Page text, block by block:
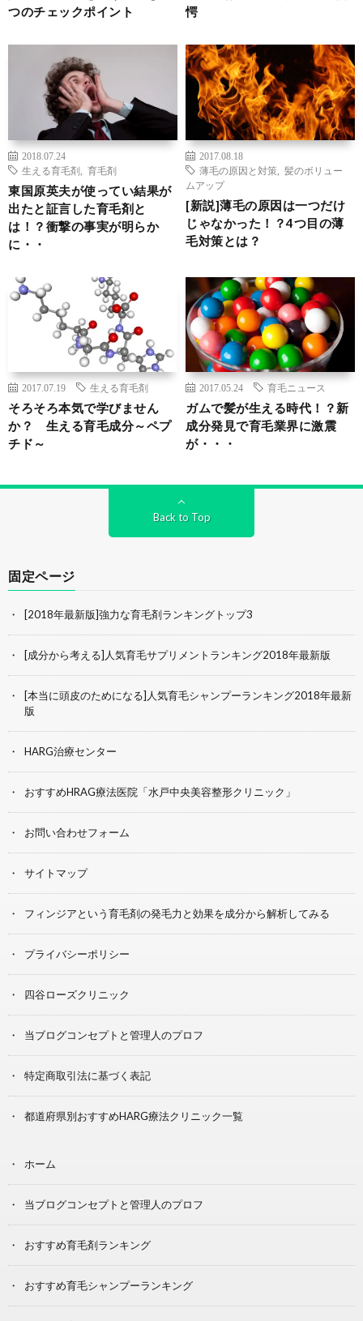
つのチェックポイント
愕
2018.07.24
生える育毛剤
育毛剤
東国原英夫が使ってい結果が
出たと証言した育毛剤と
は！？衝撃の事実が明らか
に・・
2017.08.18
薄毛の原因と対策
髪のボリュー
ムアップ
[新説]薄毛の原因は一つだけ
じゃなかった！？4つ目の薄
毛対策とは？
2017.07.19 生える育毛剤
そろそろ本気で学びません
か？ 生える育毛成分～ペプ
チド～
2017.05.24 育毛ニュース
ガムで髪が生える時代！？新
成分発見で育毛業界に激震
が・・・
Back to Top
固定ページ
[2018年最新版]強力な育毛剤ランキングトップ3
[成分から考える]人気育毛サプリメントランキング2018年最新版
[本当に頭皮のためになる]人気育毛シャンプーランキング2018年最新
版
HARG治療センター
おすすめHRAG療法医院「水戸中央美容整形クリニック」
お問い合わせフォーム
サイトマップ
フィンジアという育毛剤の発毛力と効果を成分から解析してみる
プライバシーポリシー
四谷ローズクリニック
当ブログコンセプトと管理人のプロフ
特定商取引法に基づく表記
都道府県別おすすめHARG療法クリニック一覧
ホーム
当ブログコンセプトと管理人のプロフ
おすすめ育毛剤ランキング
おすすめ育毛シャンプーランキング